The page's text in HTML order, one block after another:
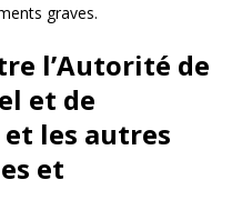
graves.
l’Autorité de
et de
et les autres
et